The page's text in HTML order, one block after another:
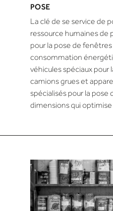
POSE
La clé de se service de
ressource humaines de
pour la pose de
consommation
véhicules spéciaux pour
camions grues et
spécialisés pour la pose
dimensions qui optimise